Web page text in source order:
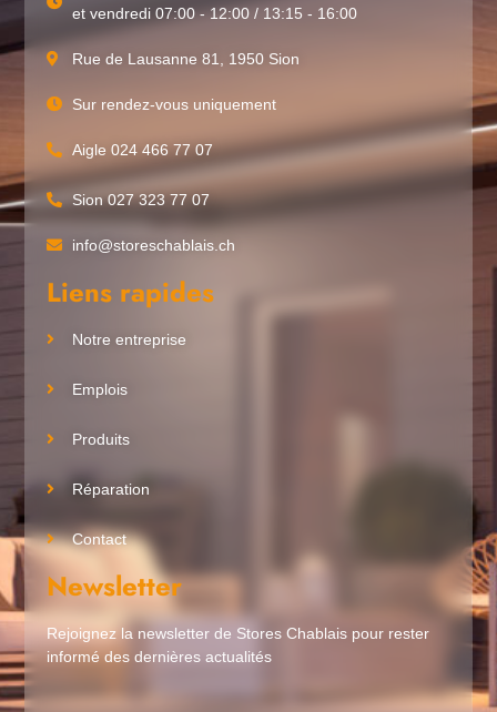
et vendredi 07:00 - 12:00 / 13:15 - 16:00
Rue de Lausanne 81, 1950 Sion
Sur rendez-vous uniquement
Aigle 024 466 77 07
Sion 027 323 77 07
info@storeschablais.ch
Liens rapides
Notre entreprise
Emplois
Produits
Réparation
Contact
Newsletter
Rejoignez la newsletter de Stores Chablais pour rester
informé des dernières actualités